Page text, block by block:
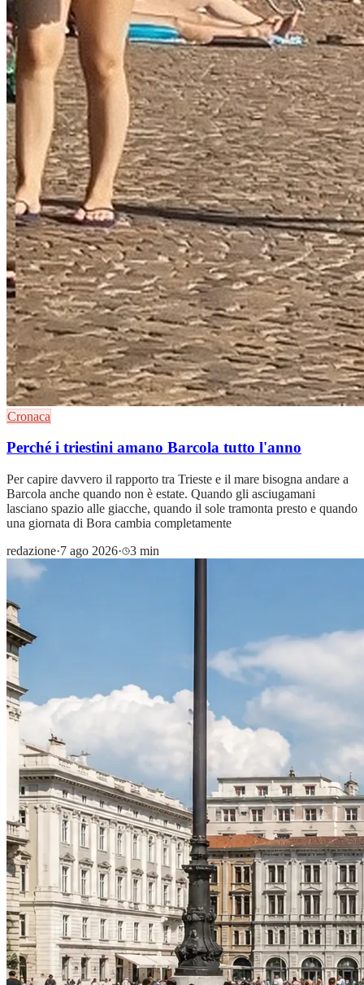
Cronaca
Perché i triestini amano Barcola tutto l'anno
Per capire davvero il rapporto tra Trieste e il mare bisogna andare a
Barcola anche quando non è estate. Quando gli asciugamani
lasciano spazio alle giacche, quando il sole tramonta presto e quando
una giornata di Bora cambia completamente
redazione·7 ago 2026· 3 min